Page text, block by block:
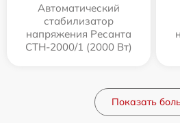
Автоматический
стабилизатор
напряжения Ресанта
СТН-2000/1 (2000 Вт)
Показать